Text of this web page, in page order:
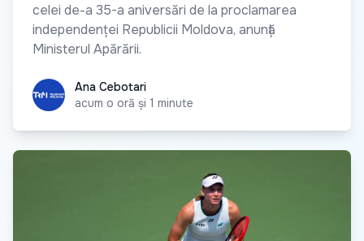
celei de-a 35-a aniversări de la proclamarea
independenței Republicii Moldova, anunță
Ministerul Apărării.
Ana CebotariAna Cebotari
acum o oră și 1 minute